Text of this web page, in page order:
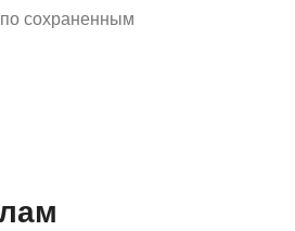
сохраненным